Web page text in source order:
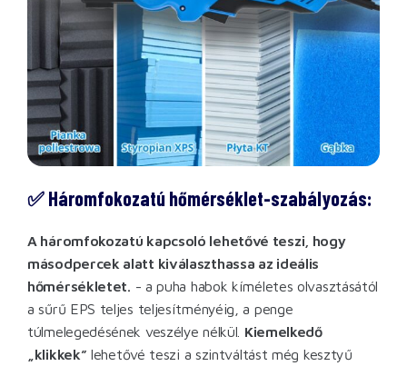
✅ Háromfokozatú hőmérséklet-szabályozás:
A háromfokozatú kapcsoló lehetővé teszi, hogy
másodpercek alatt kiválaszthassa az ideális
hőmérsékletet. - a puha habok kíméletes olvasztásától
a sűrű EPS teljes teljesítményéig, a penge
túlmelegedésének veszélye nélkül. Kiemelkedő
„klikkek” lehetővé teszi a szintváltást még kesztyű